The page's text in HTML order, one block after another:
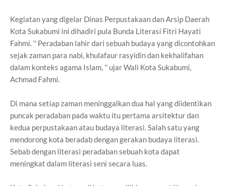
Kegiatan yang digelar Dinas Perpustakaan dan Arsip Daerah
Kota Sukabumi ini dihadiri pula Bunda Literasi Fitri Hayati
Fahmi. '' Peradaban lahir dari sebuah budaya yang dicontohkan
sejak zaman para nabi, khulafaur rasyidin dan kekhalifahan
dalam konteks agama Islam, '' ujar Wali Kota Sukabumi,
Achmad Fahmi.
Di mana setiap zaman meninggalkan dua hal yang diidentikan
puncak peradaban pada waktu itu pertama arsitektur dan
kedua perpustakaan atau budaya literasi. Salah satu yang
mendorong kota beradab dengan gerakan budaya literasi.
Sebab dengan literasi peradaban sebuah kota dapat
meningkat dalam literasi seni secara luas.